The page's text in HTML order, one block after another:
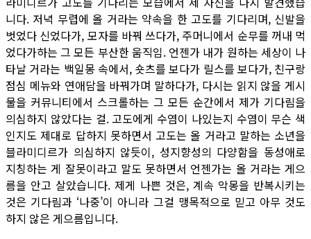
니다. 저녁 무렵에 올 거라는 약속을 한 고도를 기다리며, 신발을
벗었다 신었다가, 모자를 바꿔 쓰다가, 주머니에서 순무를 꺼내 먹
었다가하는 그 모든 부산한 움직임. 언젠가 내가 원하는 세상이 나
타날 거라는 백일몽 속에서, 숏츠를 보다가 릴스를 보다가, 친구랑
점심 메뉴와 연애담을 바꿔가며 말하다가, 다시는 읽지 않을 게시
물을 커뮤니티에서 스크롤하는 그 모든 순간에서 제가 기다림을
의심하지 않았다는 걸. 고도에게 수염이 나있는지 수염이 무슨 색
인지도 제대로 답하지 못하면서 고도는 올 거라고 말하는 소년을
블라미디르가 의심하지 않듯이, 성지향성의 다양함을 동성애로
지칭하는 게 잘못이라고 말도 못하면서 언젠가는 올 거라는 게으
름을 안고 살았습니다. 제게 나쁜 것은, 계속 악몽을 반복시키는
것은 기다림과 ‘나중’이 아니라 그걸 맹목적으로 믿고 아무 것도
하지 않은 게으름입니다.